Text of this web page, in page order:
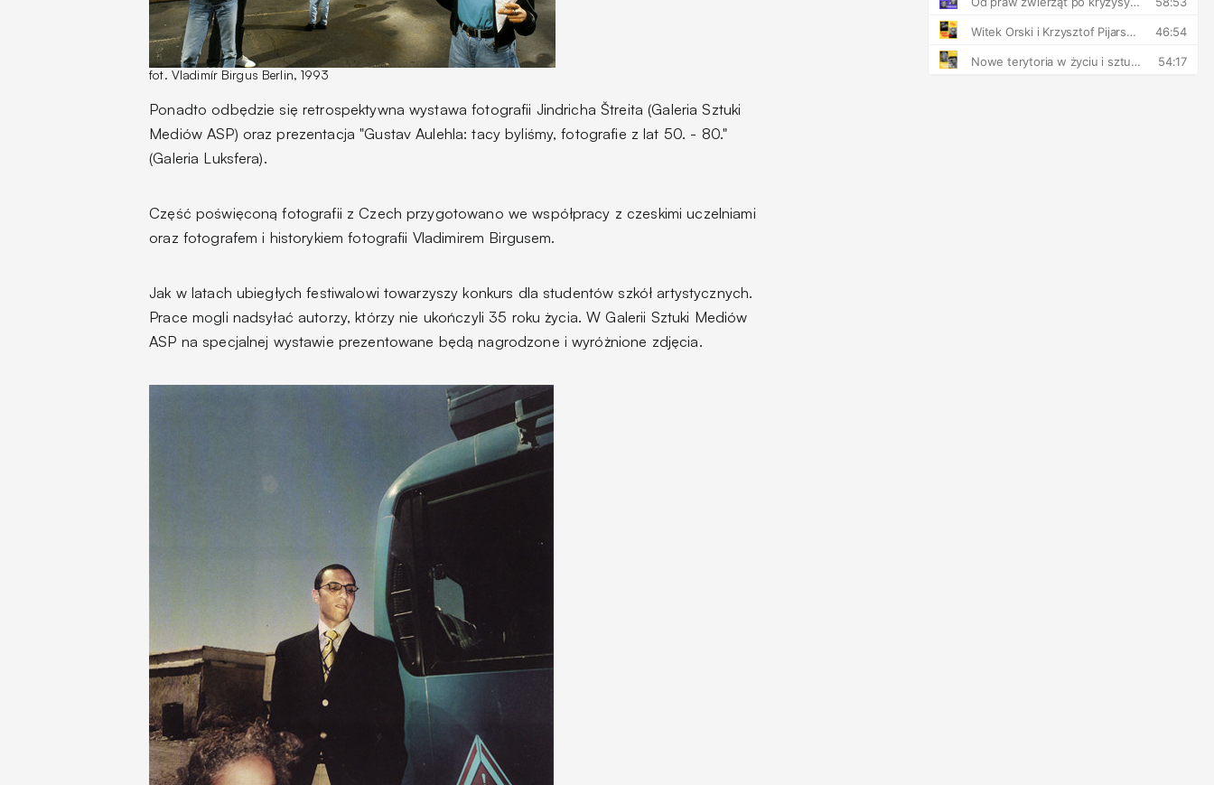
fot. Vladimír Birgus Berlin, 1993
Ponadto odbędzie się retrospektywna wystawa fotografii Jindricha Štreita (Galeria Sztuki
Mediów ASP) oraz prezentacja "Gustav Aulehla: tacy byliśmy, fotografie z lat 50. - 80."
(Galeria Luksfera).
Część poświęconą fotografii z Czech przygotowano we współpracy z czeskimi uczelniami
oraz fotografem i historykiem fotografii Vladimirem Birgusem.
Jak w latach ubiegłych festiwalowi towarzyszy konkurs dla studentów szkół artystycznych.
Prace mogli nadsyłać autorzy, którzy nie ukończyli 35 roku życia. W Galerii Sztuki Mediów
ASP na specjalnej wystawie prezentowane będą nagrodzone i wyróżnione zdjęcia.